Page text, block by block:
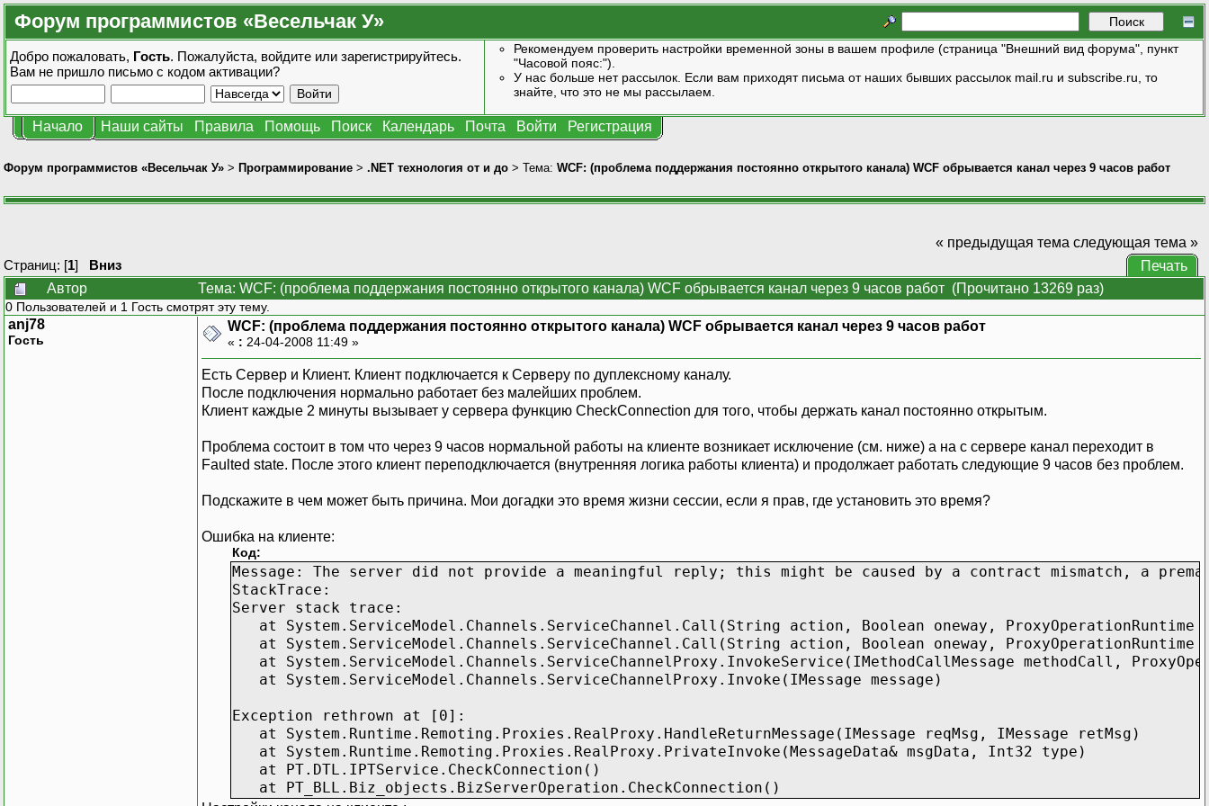
Форум программистов «Весельчак У»
Добро пожаловать, Гость. Пожалуйста, войдите или зарегистрируйтесь.
Вам не пришло письмо с кодом активации?
Рекомендуем проверить настройки временной зоны в вашем профиле (страница "Внешний вид форума", пункт
"Часовой пояс:").
У нас больше нет рассылок. Если вам приходят письма от наших бывших рассылок mail.ru и subscribe.ru, то
знайте, что это не мы рассылаем.
Начало Наши сайты Правила Помощь Поиск Календарь Почта Войти Регистрация
Форум программистов «Весельчак У» > Программирование > .NET технология от и до > Тема: WCF: (проблема поддержания постоянно открытого канала) WCF обрывается канал через 9 часов работ
Страниц: [1] Вниз
« предыдущая тема следующая тема »
Печать
Автор
Тема: WCF: (проблема поддержания постоянно открытого канала) WCF обрывается канал через 9 часов работ (Прочитано 13269 раз)
0 Пользователей и 1 Гость смотрят эту тему.
anj78
Гость
WCF: (проблема поддержания постоянно открытого канала) WCF обрывается канал через 9 часов работ
« : 24-04-2008 11:49 »
Есть Сервер и Клиент. Клиент подключается к Серверу по дуплексному каналу.
После подключения нормально работает без малейших проблем.
Клиент каждые 2 минуты вызывает у сервера функцию CheckConnection для того, чтобы держать канал постоянно открытым.
Проблема состоит в том что через 9 часов нормальной работы на клиенте возникает исключение (см. ниже) а на с сервере канал переходит в
Faulted state. После этого клиент переподключается (внутренняя логика работы клиента) и продолжает работать следующие 9 часов без проблем.
Подскажите в чем может быть причина. Мои догадки это время жизни сессии, если я прав, где установить это время?
Ошибка на клиенте:
Код:
Message: The server did not provide a meaningful reply; this might be caused by a contract mismatch, a
StackTrace:
Server stack trace:
at System.ServiceModel.Channels.ServiceChannel.Call(String action, Boolean oneway,
at System.ServiceModel.Channels.ServiceChannel.Call(String action, Boolean oneway,
at System.ServiceModel.Channels.ServiceChannelProxy.InvokeService(IMethodCallMessage methodCall,
at System.ServiceModel.Channels.ServiceChannelProxy.Invoke(IMessage message)
Exception rethrown at [0]:
at System.Runtime.Remoting.Proxies.RealProxy.HandleReturnMessage(IMessage reqMsg, IMessage retMsg)
at System.Runtime.Remoting.Proxies.RealProxy.PrivateInvoke(MessageData& msgData, Int32 type)
at PT.DTL.IPTService.CheckConnection()
at PT_BLL.Biz_objects.BizServerOperation.CheckConnection()